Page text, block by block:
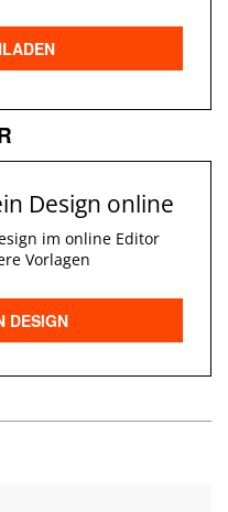
Design online
im online Editor
Vorlagen
DESIGN